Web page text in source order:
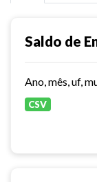
Saldo de
CSV